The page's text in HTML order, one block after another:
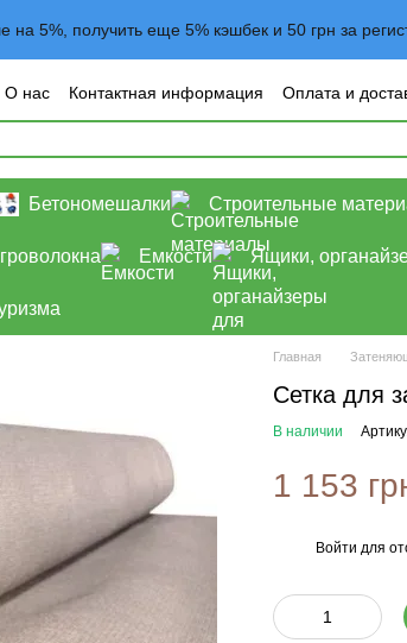
на 5%, получить еще 5% кэшбек и 50 грн за
О нас Контактная информация
Оплата и
соглашение Договор оферта Блог
Бетономешалки Строительные
Емкости Ящики,
Главная
Сетка для
В наличии
1 153
Войти для